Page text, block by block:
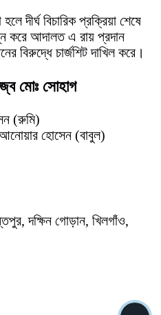
দীর্ঘ বিচারিক প্রক্রিয়া শেষে
করে আদালত এ রায় প্রদান
বিরুদ্ধে চার্জশিট দাখিল করে।
মোঃ সোহাগ
(রুমি)
হোসেন (বাবুল)
দক্ষিন গোড়ান, খিলগাঁও,